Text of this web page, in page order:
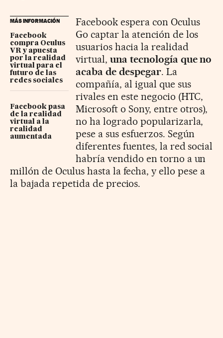
MÁS INFORMACIÓN
Facebook
compra Oculus
VR y apuesta
por la realidad
virtual para el
futuro de las
redes sociales
Facebook pasa
de la realidad
virtual a la
realidad
aumentada
Facebook espera con Oculus
Go captar la atención de los
usuarios hacia la realidad
virtual, una tecnología que no
acaba de despegar. La
compañía, al igual que sus
rivales en este negocio (HTC,
Microsoft o Sony, entre otros),
no ha logrado popularizarla,
pese a sus esfuerzos. Según
diferentes fuentes, la red social
habría vendido en torno a un
millón de Oculus hasta la fecha, y ello pese a
la bajada repetida de precios.